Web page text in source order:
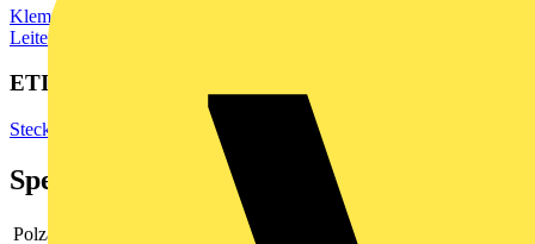
Klemmen, Steckverbinder & Verbindungselemente
Leiterplattensteckverbinder
ETIM Group
Steckverbinder
Spezifikationen
Polzahl